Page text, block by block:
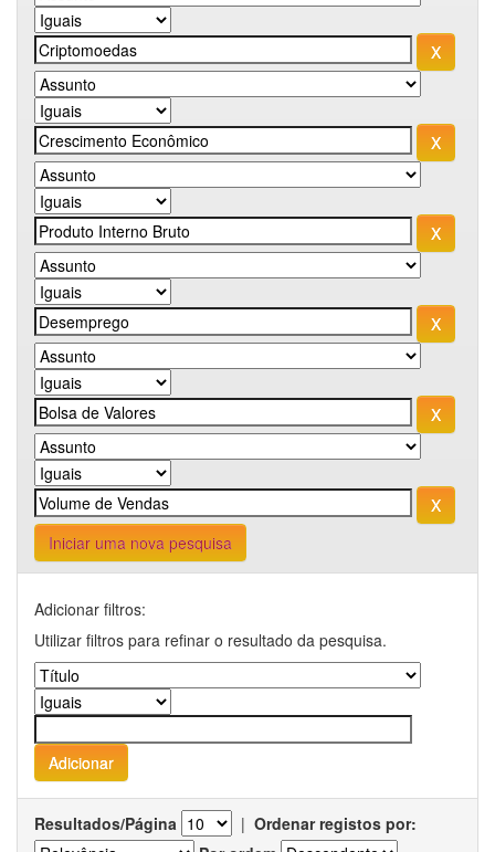
Iniciar uma nova pesquisa
Adicionar filtros:
Utilizar filtros para refinar o resultado da pesquisa.
Resultados/Página | Ordenar registos por: